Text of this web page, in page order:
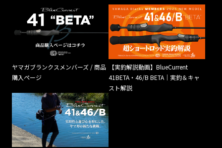
ヤマガブランクスメンバーズ / 商品
購入ページ
【実釣解説動画】BlueCurrent
41BETA・46/B BETA｜実釣＆キャ
スト解説